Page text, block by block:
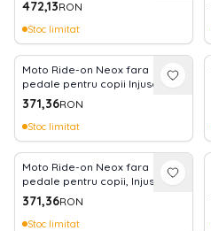
472,13RON
Stoc limitat
Moto Ride-on Neox fara
pedale pentru copii Injusa,
licenta Disney, Mickey Mouse,
18-36 luni, Rosu cu Albastru
371,36RON
Stoc limitat
Moto Ride-on Neox fara
pedale pentru copii, Injusa,
licenta Disney, Princess, 18-36
luni, Roz cu Verde
371,36RON
Stoc limitat